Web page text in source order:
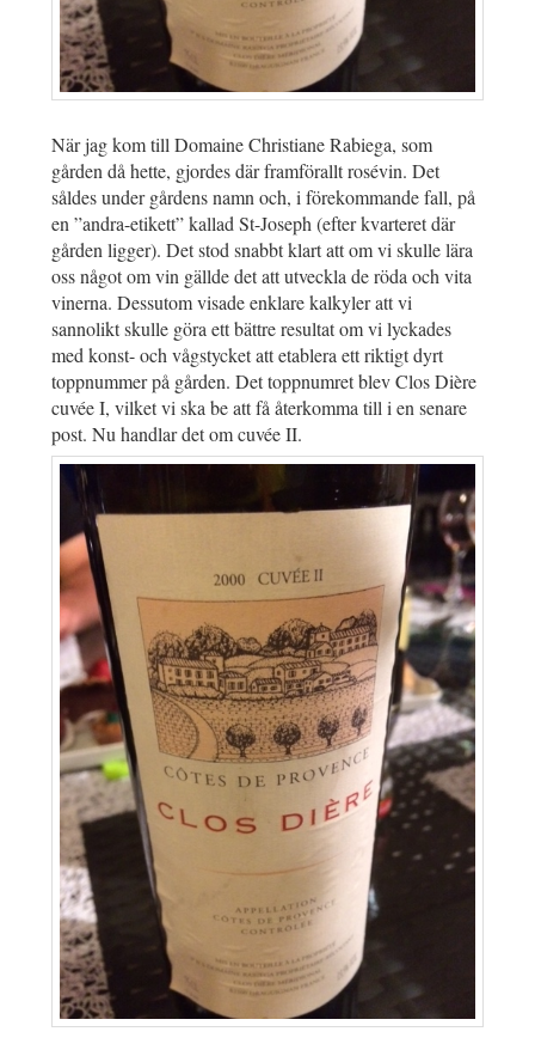
När jag kom till Domaine Christiane Rabiega, som
gården då hette, gjordes där framförallt rosévin. Det
såldes under gårdens namn och, i förekommande fall, på
en ”andra-etikett” kallad St-Joseph (efter kvarteret där
gården ligger). Det stod snabbt klart att om vi skulle lära
oss något om vin gällde det att utveckla de röda och vita
vinerna. Dessutom visade enklare kalkyler att vi
sannolikt skulle göra ett bättre resultat om vi lyckades
med konst- och vågstycket att etablera ett riktigt dyrt
toppnummer på gården. Det toppnumret blev Clos Dière
cuvée I, vilket vi ska be att få återkomma till i en senare
post. Nu handlar det om cuvée II.